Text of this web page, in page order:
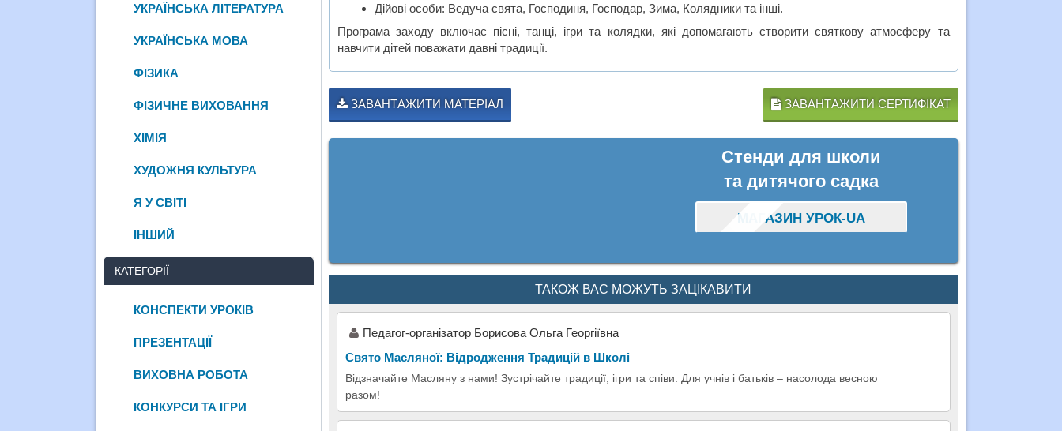
Дійові особи: Ведуча свята, Господиня, Господар, Зима, Колядники та інші.
Програма заходу включає пісні, танці, ігри та колядки, які допомагають створити святкову атмосферу та
навчити дітей поважати давні традиції.
ЗАВАНТАЖИТИ МАТЕРІАЛ ЗАВАНТАЖИТИ СЕРТИФІКАТ
Стенди для школи
та дитячого садка
МАГАЗИН УРОК-UA
ТАКОЖ ВАС МОЖУТЬ ЗАЦІКАВИТИ
Педагог-організатор Борисова Ольга Георгіївна
Свято Масляної: Відродження Традицій в Школі
Відзначайте Масляну з нами! Зустрічайте традиції, ігри та співи. Для учнів і батьків – насолода весною
разом!
УКРАЇНСЬКА ЛІТЕРАТУРА
УКРАЇНСЬКА МОВА
ФІЗИКА
ФІЗИЧНЕ ВИХОВАННЯ
ХІМІЯ
ХУДОЖНЯ КУЛЬТУРА
Я У СВІТІ
ІНШИЙ
КАТЕГОРІЇ
КОНСПЕКТИ УРОКІВ
ПРЕЗЕНТАЦІЇ
ВИХОВНА РОБОТА
КОНКУРСИ ТА ІГРИ